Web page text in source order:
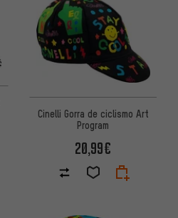
Cinelli Gorra de ciclismo Art
Program
20,99€